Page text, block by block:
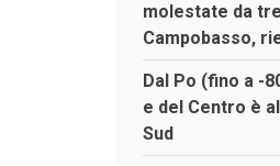
molestate da
Campobasso,
Dal Po (fino a -
e del Centro è
Sud